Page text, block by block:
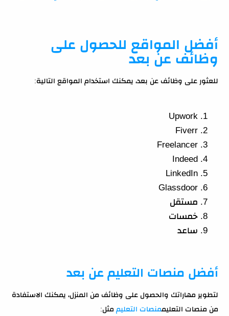
أفضل المواقع للحصول على
وظائف عن بعد
للعثور على وظائف عن بعد، يمكنك استخدام المواقع التالية:
Upwork
Fiverr
Freelancer
Indeed
LinkedIn
Glassdoor
مستقل
خمسات
ساعد
أفضل منصات التعليم عن بعد
لتطوير مهاراتك والحصول على وظائف من المنزل، يمكنك الاستفادة
من منصات التعليممنصات التعليم مثل: